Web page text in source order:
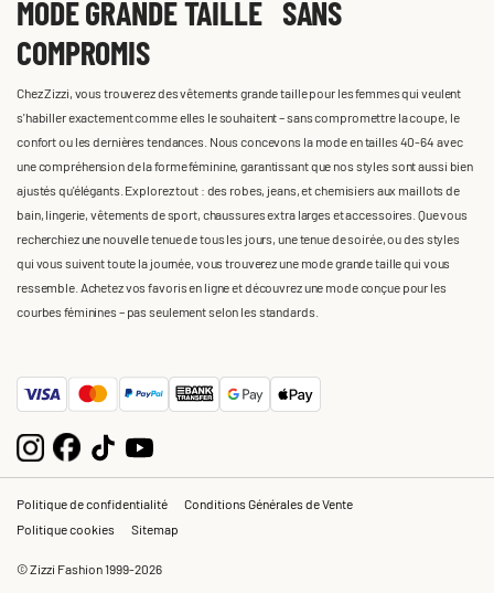
MODE GRANDE TAILLE SANS
COMPROMIS
Chez Zizzi, vous trouverez des vêtements grande taille pour les femmes qui veulent
s'habiller exactement comme elles le souhaitent – sans compromettre la coupe, le
confort ou les dernières tendances. Nous concevons la mode en tailles 40-64 avec
une compréhension de la forme féminine, garantissant que nos styles sont aussi bien
ajustés qu'élégants. Explorez tout : des robes, jeans, et chemisiers aux maillots de
bain, lingerie, vêtements de sport, chaussures extra larges et accessoires. Que vous
recherchiez une nouvelle tenue de tous les jours, une tenue de soirée, ou des styles
qui vous suivent toute la journée, vous trouverez une mode grande taille qui vous
ressemble. Achetez vos favoris en ligne et découvrez une mode conçue pour les
courbes féminines – pas seulement selon les standards.
Politique de confidentialité
Conditions Générales de Vente
Politique cookies
Sitemap
© Zizzi Fashion 1999-2026